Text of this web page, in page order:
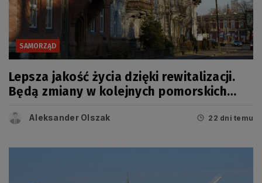
SAMORZĄD
Lepsza jakość życia dzięki rewitalizacji.
Będą zmiany w kolejnych pomorskich
Aleksander Olszak 22 dni temu